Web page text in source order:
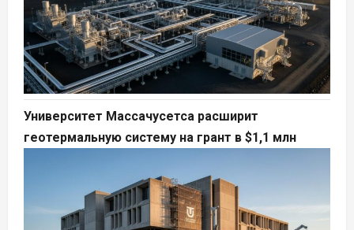
Университет Массачусетса расширит
геотермальную систему на грант в $1,1 млн